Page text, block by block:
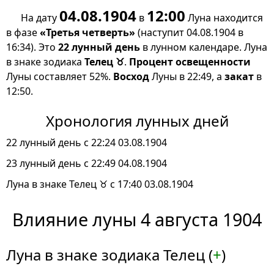
На дату04.08.1904 в 12:00 Луна находится
в фазе«Третья четверть»(наступит 04.08.1904 в
16:34). Это 22 лунный день в лунном календаре. Луна
в знаке зодиака Телец ♉. Процент освещенности
Луны составляет 52%. ВосходЛуны в 22:49, а закат в
12:50.
Хронология лунных дней
22 лунный день с 22:24 03.08.1904
23 лунный день с 22:49 04.08.1904
Луна в знаке Телец ♉ с 17:40 03.08.1904
Влияние луны 4 августа 1904
Луна в знаке зодиака Телец (+)